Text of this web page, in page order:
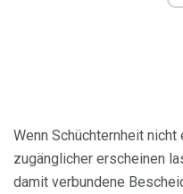
Wenn Schüchternheit
zugänglicher erscheinen
damit verbundene